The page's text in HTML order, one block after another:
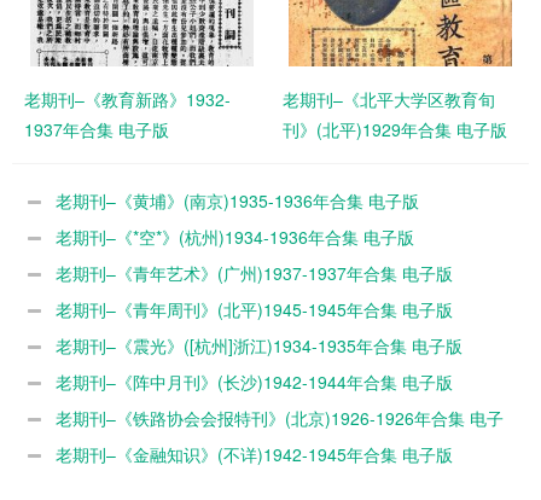
老期刊–《教育新路》1932-
1937年合集 电子版
老期刊–《北平大学区教育旬
刊》(北平)1929年合集 电子版
老期刊–《黄埔》(南京)1935-1936年合集 电子版
老期刊–《*空*》(杭州)1934-1936年合集 电子版
老期刊–《青年艺术》(广州)1937-1937年合集 电子版
老期刊–《青年周刊》(北平)1945-1945年合集 电子版
老期刊–《震光》([杭州]浙江)1934-1935年合集 电子版
老期刊–《阵中月刊》(长沙)1942-1944年合集 电子版
老期刊–《铁路协会会报特刊》(北京)1926-1926年合集 电子
版 老期刊–《金融知识》(不详)1942-1945年合集 电子版